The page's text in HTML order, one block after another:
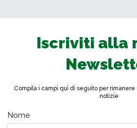
Iscriviti alla
Compila i campi qui di seguito per
notizie
Nome